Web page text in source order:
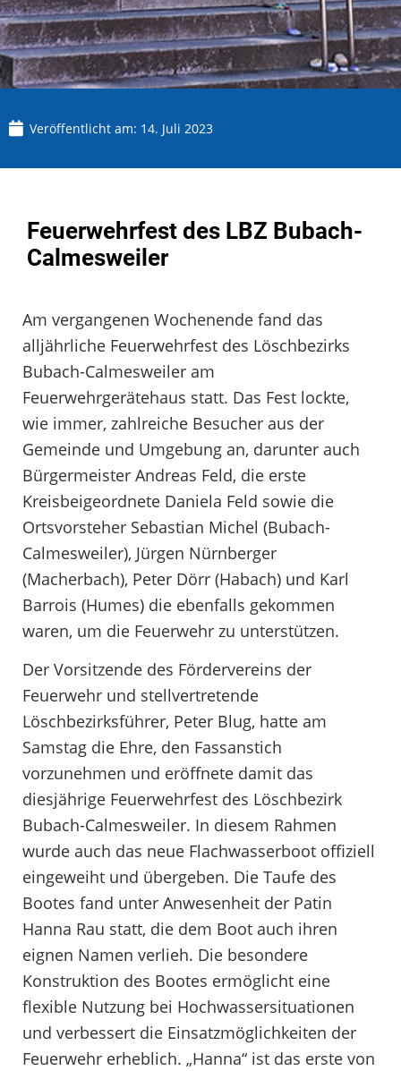
Veröffentlicht am: 14. Juli 2023
Feuerwehrfest des LBZ Bubach-
Calmesweiler
Am vergangenen Wochenende fand das
alljährliche Feuerwehrfest des Löschbezirks
Bubach-Calmesweiler am
Feuerwehrgerätehaus statt. Das Fest lockte,
wie immer, zahlreiche Besucher aus der
Gemeinde und Umgebung an, darunter auch
Bürgermeister Andreas Feld, die erste
Kreisbeigeordnete Daniela Feld sowie die
Ortsvorsteher Sebastian Michel (Bubach-
Calmesweiler), Jürgen Nürnberger
(Macherbach), Peter Dörr (Habach) und Karl
Barrois (Humes) die ebenfalls gekommen
waren, um die Feuerwehr zu unterstützen.
Der Vorsitzende des Fördervereins der
Feuerwehr und stellvertretende
Löschbezirksführer, Peter Blug, hatte am
Samstag die Ehre, den Fassanstich
vorzunehmen und eröffnete damit das
diesjährige Feuerwehrfest des Löschbezirk
Bubach-Calmesweiler. In diesem Rahmen
wurde auch das neue Flachwasserboot offiziell
eingeweiht und übergeben. Die Taufe des
Bootes fand unter Anwesenheit der Patin
Hanna Rau statt, die dem Boot auch ihren
eignen Namen verlieh. Die besondere
Konstruktion des Bootes ermöglicht eine
flexible Nutzung bei Hochwassersituationen
und verbessert die Einsatzmöglichkeiten der
Feuerwehr erheblich. „Hanna“ ist das erste von